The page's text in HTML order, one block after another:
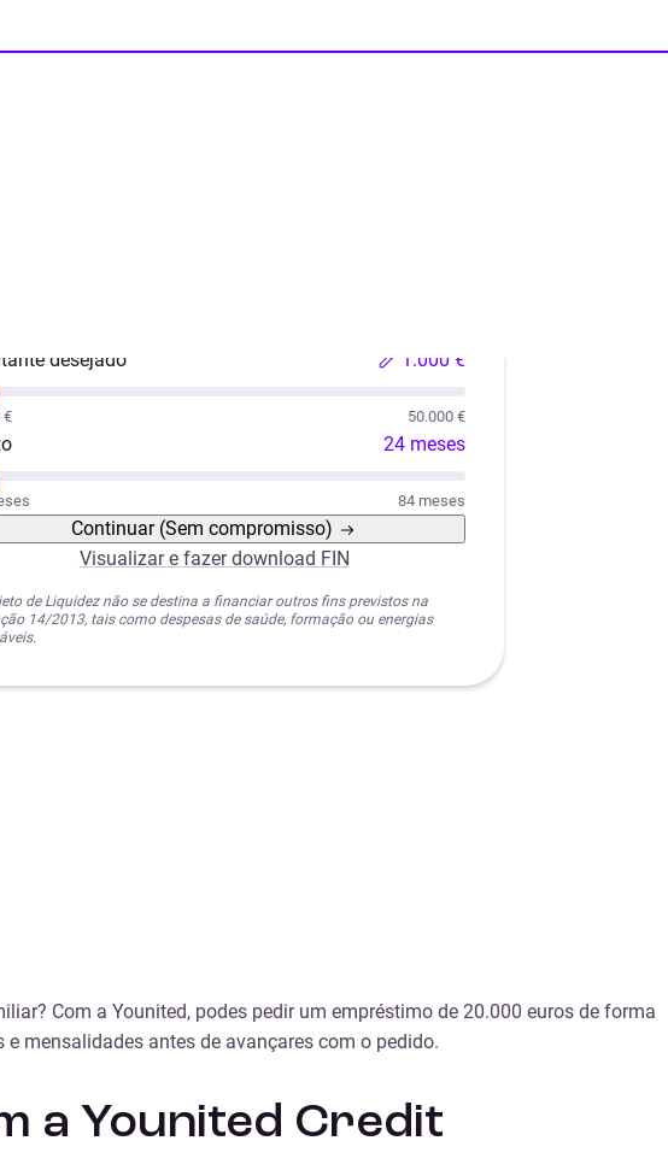
desejado
1.000 €
€ 50.000 €
24 meses
84 meses
Continuar (Sem compromisso)
Visualizar e fazer download FIN
de Liquidez não se destina a financiar outros fins previstos na
14/2013, tais como despesas de saúde, formação ou energias
Com a Younited, podes pedir um empréstimo de 20.000 euros de forma
mensalidades antes de avançares com o pedido.
a Younited Credit